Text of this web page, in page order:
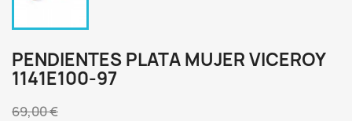
PENDIENTES PLATA MUJER VICEROY
1141E100-97
69,00 €